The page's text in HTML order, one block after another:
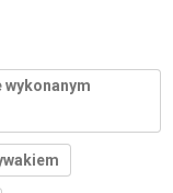
wykonanym